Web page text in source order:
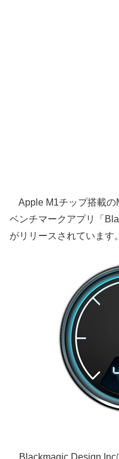
Apple M1チップ搭載の
ベンチマークアプリ「
がリリースされています
Blackmagic Design Inc